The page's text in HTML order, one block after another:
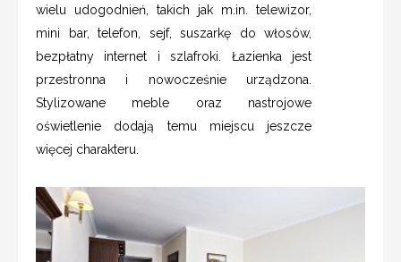
wielu udogodnień, takich jak m.in. telewizor,
mini bar, telefon, sejf, suszarkę do włosów,
bezpłatny internet i szlafroki. Łazienka jest
przestronna i nowocześnie urządzona.
Stylizowane meble oraz nastrojowe
oświetlenie dodają temu miejscu jeszcze
więcej charakteru.